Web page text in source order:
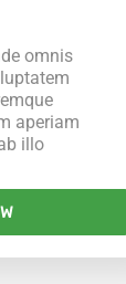
omnis
aperiam
illo